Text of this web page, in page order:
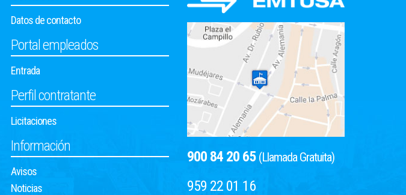
Datos de contacto
Portal empleados
Entrada
Perfil contratante
Licitaciones
Información
Avisos
Noticias
900 84 20 65 (Llamada Gratuita)
959 22 01 16